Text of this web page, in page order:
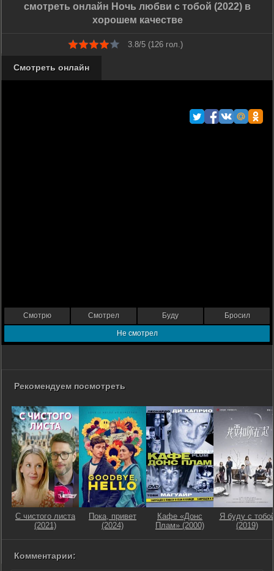
смотреть онлайн Ночь любви с тобой (2022) в
хорошем качестве
3.8/5 (126гол.)
Смотреть онлайн
Смотрю Смотрел Буду Бросил
Не смотрел
Рекомендуем посмотреть
С чистого листа
(2021)
Пока, привет
(2024)
Кафе «Донс
Плам» (2000)
Я буду с
(2019)
Комментарии: